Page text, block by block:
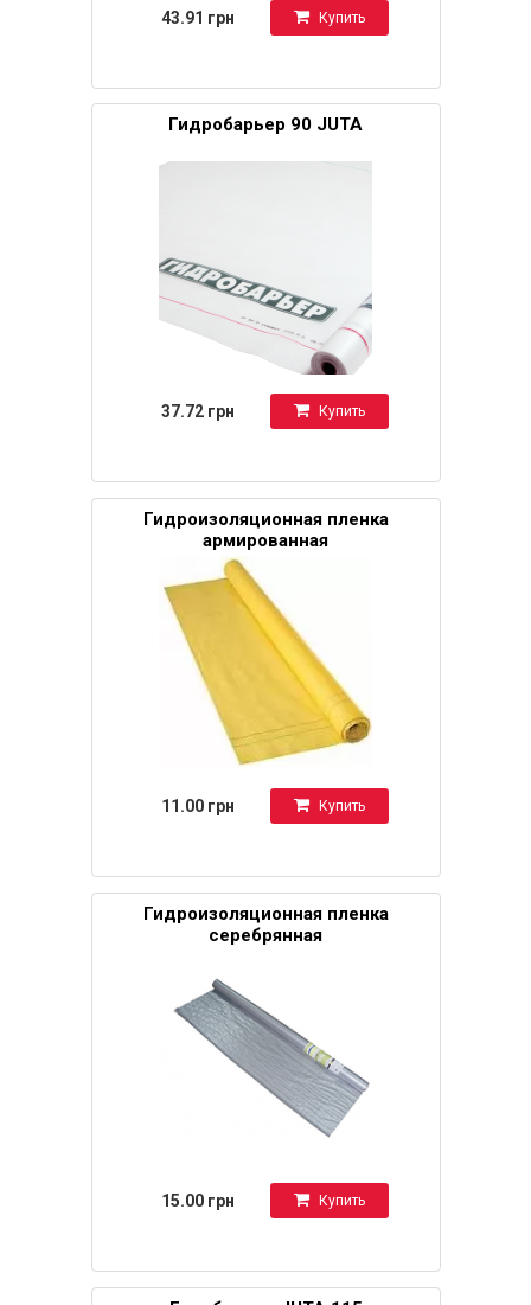
43.91 грн Купить
Гидробарьер 90 JUTA
37.72 грн Купить
Гидроизоляционная пленка
армированная
11.00 грн Купить
Гидроизоляционная пленка
серебрянная
15.00 грн Купить